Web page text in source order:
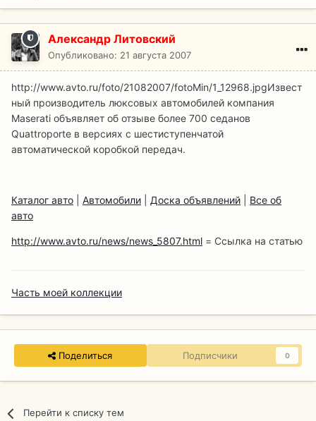
Александр Литовский
Опубликовано: 21 августа 2007
http://www.avto.ru/foto/21082007/fotoMin/1_12968.jpgИзвест
ный производитель люксовых автомобилей компания
Maserati объявляет об отзыве более 700 седанов
Quattroporte в версиях с шестиступенчатой
автоматической коробкой передач.
Каталог авто Автомобили Доска объявлений
Все об
авто
http://www.avto.ru/news/news_5807.html = Ссылка на статью
Часть моей коллекции
Поделиться Подписчики 0
Перейти к списку тем